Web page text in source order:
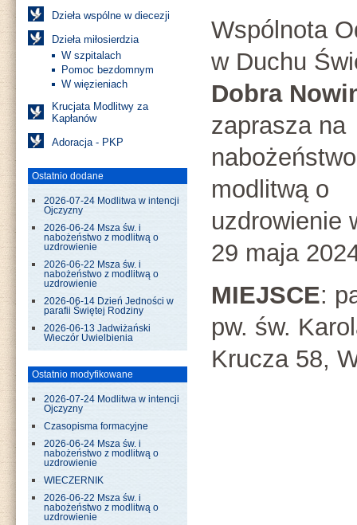
Dzieła wspólne w diecezji
Dzieła miłosierdzia
W szpitalach
Pomoc bezdomnym
W więzieniach
Krucjata Modlitwy za
Kapłanów
Adoracja - PKP
Ostatnio dodane
2026-07-24 Modlitwa w intencji
Ojczyzny
2026-06-24 Msza św. i
nabożeństwo z modlitwą o
uzdrowienie
2026-06-22 Msza św. i
nabożeństwo z modlitwą o
uzdrowienie
2026-06-14 Dzień Jedności w
parafii Świętej Rodziny
2026-06-13 Jadwiżański
Wieczór Uwielbienia
Ostatnio modyfikowane
2026-07-24 Modlitwa w intencji
Ojczyzny
Czasopisma formacyjne
2026-06-24 Msza św. i
nabożeństwo z modlitwą o
uzdrowienie
WIECZERNIK
2026-06-22 Msza św. i
nabożeństwo z modlitwą o
uzdrowienie
Wspólnota
w Duchu
Dobra
zaprasza na
modlitwą o
uzdrowienie
29 maja
MIEJSCE:
pw. św.
Krucza 58,